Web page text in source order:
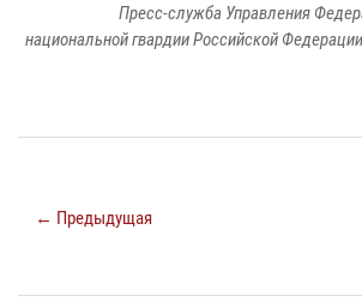
Пресс-служба Управления
национальной гвардии Российской
← Предыдущая